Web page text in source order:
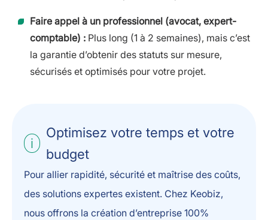
Faire appel à un professionnel (avocat, expert-
comptable) : Plus long (1 à 2 semaines), mais c’est
la garantie d’obtenir des statuts sur mesure,
sécurisés et optimisés pour votre projet.
Optimisez votre temps et votre
budget
Pour allier rapidité, sécurité et maîtrise des coûts,
des solutions expertes existent. Chez Keobiz,
nous offrons la création d’entreprise 100%